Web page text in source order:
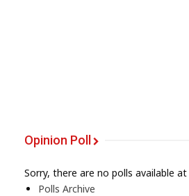
Opinion Poll
Sorry, there are no polls available
Polls Archive